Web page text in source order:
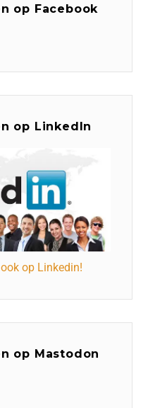
op Facebook
op LinkedIn
op Linkedin!
op Mastodon